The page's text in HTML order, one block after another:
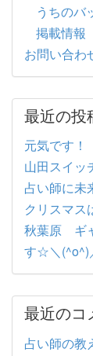
うちのバ
掲載情報
お問い合わ
最近の投
元気です！
山田スイッ
占い師に未
クリスマス
秋葉原 ギ
す☆＼(^o^)
最近のコ
占い師の教